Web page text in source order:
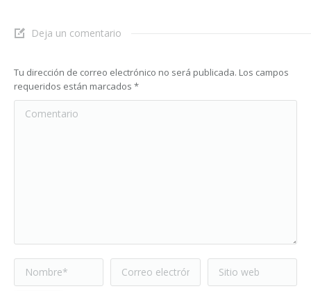
Deja un comentario
Tu dirección de correo electrónico no será publicada. Los campos
requeridos están marcados *
Comentario
Nombre *
Correo electrónico
*
Sitio web